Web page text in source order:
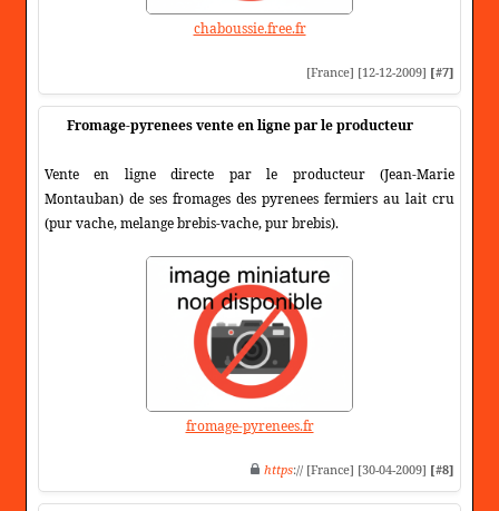
chaboussie.free.fr
[France] [12-12-2009] [#7]
Fromage-pyrenees vente en ligne par le producteur
Vente en ligne directe par le producteur (Jean-Marie
Montauban) de ses fromages des pyrenees fermiers au lait cru
(pur vache, melange brebis-vache, pur brebis).
fromage-pyrenees.fr
https:// [France] [30-04-2009] [#8]